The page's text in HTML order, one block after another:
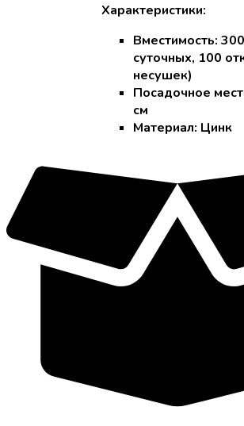
Характеристики:
Вместимость:
суточных, 100
несушек)
Посадочное
см
Материал: Цинк